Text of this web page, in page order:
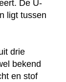
De U-
ligt tussen
drie
bekend
en stof